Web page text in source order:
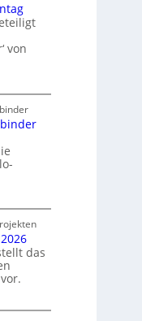
von
das